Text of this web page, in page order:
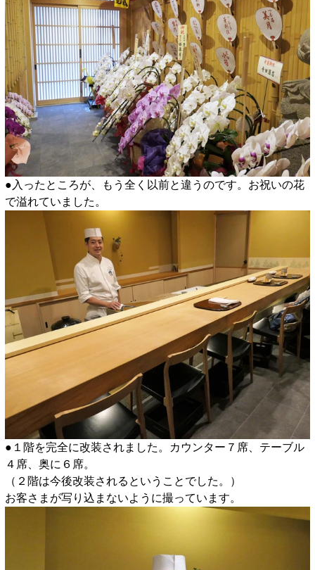
●入ったところが、もう全く以前と違うのです。お祝いの花
で溢れていました。
●１階を完全に改装されました。カウンター７席、テーブル
４席、奥に６席。
（２階は今後改装されるということでした。）
お客さまが写り込まないように撮っています。